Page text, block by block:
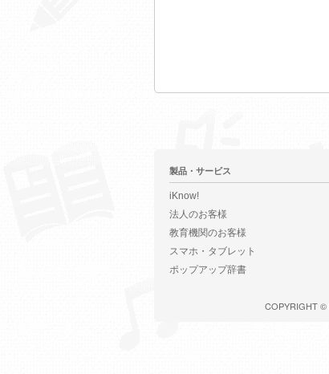
製品・サービス
iKnow!
法人のお客様
教育機関のお客様
スマホ・タブレット
ポップアップ辞書
COPYRIGHT ©